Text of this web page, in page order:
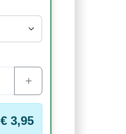
€ 3,95